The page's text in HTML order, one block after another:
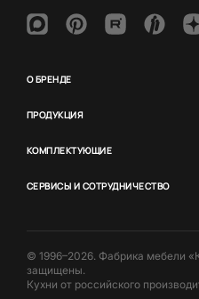
О БРЕНДЕ
ПРОДУКЦИЯ
КОМПЛЕКТУЮЩИЕ
СЕРВИСЫ И СОТРУДНИЧЕСТВО
© 1996–2026. Фабрика мебели
защищены.
Кухни от российского